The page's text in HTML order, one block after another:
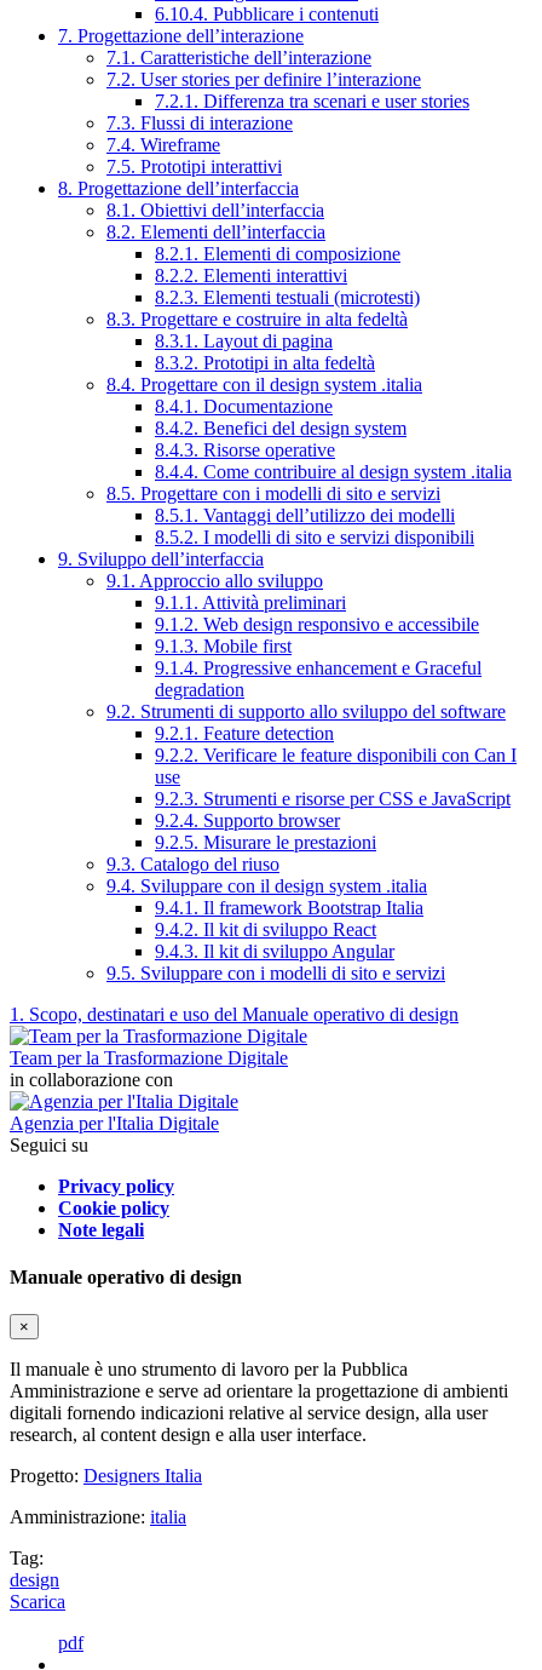
6.10.4. Pubblicare i contenuti
7. Progettazione dell’interazione
7.1. Caratteristiche dell’interazione
7.2. User stories per definire l’interazione
7.2.1. Differenza tra scenari e user stories
7.3. Flussi di interazione
7.4. Wireframe
7.5. Prototipi interattivi
8. Progettazione dell’interfaccia
8.1. Obiettivi dell’interfaccia
8.2. Elementi dell’interfaccia
8.2.1. Elementi di composizione
8.2.2. Elementi interattivi
8.2.3. Elementi testuali (microtesti)
8.3. Progettare e costruire in alta fedeltà
8.3.1. Layout di pagina
8.3.2. Prototipi in alta fedeltà
8.4. Progettare con il design system .italia
8.4.1. Documentazione
8.4.2. Benefici del design system
8.4.3. Risorse operative
8.4.4. Come contribuire al design system .italia
8.5. Progettare con i modelli di sito e servizi
8.5.1. Vantaggi dell’utilizzo dei modelli
8.5.2. I modelli di sito e servizi disponibili
9. Sviluppo dell’interfaccia
9.1. Approccio allo sviluppo
9.1.1. Attività preliminari
9.1.2. Web design responsivo e accessibile
9.1.3. Mobile first
9.1.4. Progressive enhancement e Graceful
degradation
9.2. Strumenti di supporto allo sviluppo del software
9.2.1. Feature detection
9.2.2. Verificare le feature disponibili con Can I
use
9.2.3. Strumenti e risorse per CSS e JavaScript
9.2.4. Supporto browser
9.2.5. Misurare le prestazioni
9.3. Catalogo del riuso
9.4. Sviluppare con il design system .italia
9.4.1. Il framework Bootstrap Italia
9.4.2. Il kit di sviluppo React
9.4.3. Il kit di sviluppo Angular
9.5. Sviluppare con i modelli di sito e servizi
1. Scopo, destinatari e uso del Manuale operativo di design
Team per la Trasformazione Digitale
in collaborazione con
Agenzia per l'Italia Digitale
Seguici su
Privacy policy
Cookie policy
Note legali
Manuale operativo di design
×
Il manuale è uno strumento di lavoro per la Pubblica
Amministrazione e serve ad orientare la progettazione di ambienti
digitali fornendo indicazioni relative al service design, alla user
research, al content design e alla user interface.
Progetto: Designers Italia
Amministrazione: italia
Tag:
design
Scarica
pdf